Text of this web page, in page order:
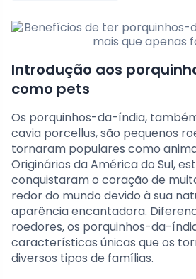
Introdução aos
como pets
Os porquinhos-da-índia,
cavia porcellus, são pequenos
tornaram populares como
Originários da América do Sul,
conquistaram o coração de
redor do mundo devido à sua
aparência encantadora.
roedores, os porquinhos-da-
características únicas que os
diversos tipos de famílias.